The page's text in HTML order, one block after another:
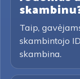
Taip,
skambintojo
skambina.